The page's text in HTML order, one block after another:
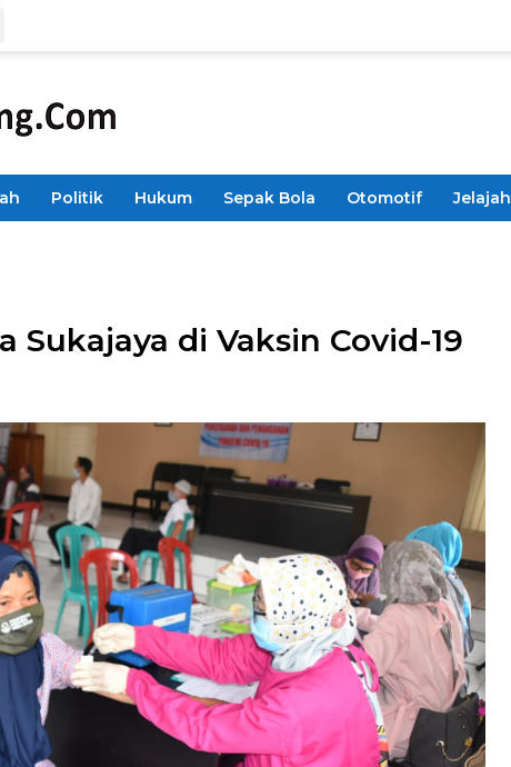
Politik Hukum Sepak Bola Otomotif Jelajah
Sukajaya di Vaksin Covid-19